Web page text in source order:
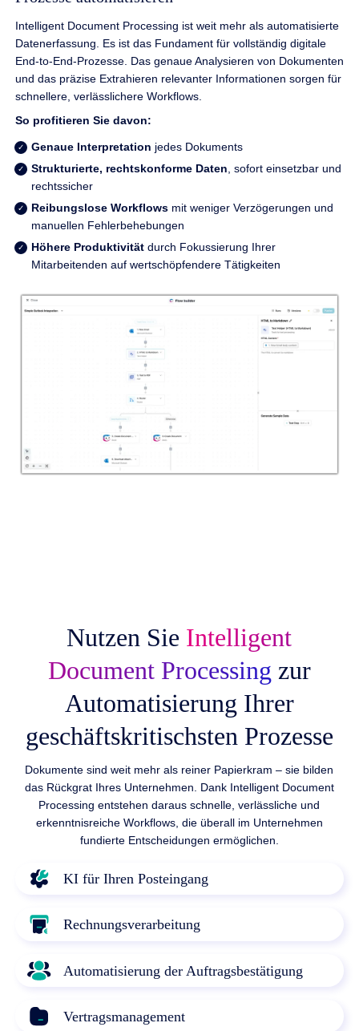
Intelligent Document Processing ist weit mehr als automatisierte
Datenerfassung. Es ist das Fundament für vollständig digitale
End-to-End-Prozesse. Das genaue Analysieren von Dokumenten
und das präzise Extrahieren relevanter Informationen sorgen für
schnellere, verlässlichere Workflows.
So profitieren Sie davon:
Genaue Interpretation jedes Dokuments
Strukturierte, rechtskonforme Daten, sofort einsetzbar und
rechtssicher
Reibungslose Workflows mit weniger Verzögerungen und
manuellen Fehlerbehebungen
Höhere Produktivität durch Fokussierung Ihrer
Mitarbeitenden auf wertschöpfendere Tätigkeiten
Nutzen Sie Intelligent
Document Processing zur
Automatisierung Ihrer
geschäftskritischsten Prozesse
Dokumente sind weit mehr als reiner Papierkram – sie bilden
das Rückgrat Ihres Unternehmen. Dank Intelligent Document
Processing entstehen daraus schnelle, verlässliche und
erkenntnisreiche Workflows, die überall im Unternehmen
fundierte Entscheidungen ermöglichen.
KI für Ihren Posteingang
Rechnungsverarbeitung
Automatisierung der Auftragsbestätigung
Vertragsmanagement